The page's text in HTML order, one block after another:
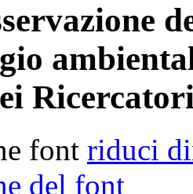
font riduci
del font